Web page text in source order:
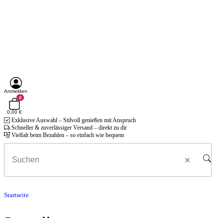
Anmelden
0
0,00 €
Exklusive Auswahl – Stilvoll genießen mit Anspruch
Schneller & zuverlässiger Versand – direkt zu dir
Vielfalt beim Bezahlen – so einfach wie bequem
Startseite